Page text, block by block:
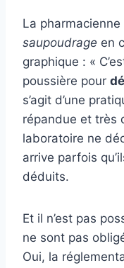
La
saupoudrage en
graphique : «
poussière pour
s’agit d’une
répandue et très
laboratoire ne
arrive parfois
déduits.
Et il n’est pas
ne sont pas
Oui, la